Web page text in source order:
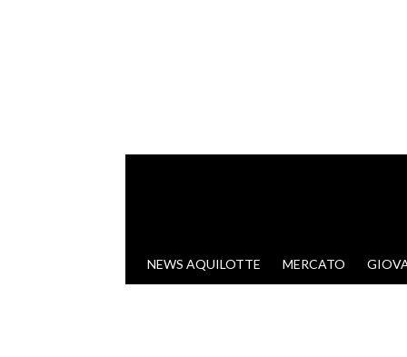
VAI AL CONTENUTO
NEWS AQUILOTTE MERCATO